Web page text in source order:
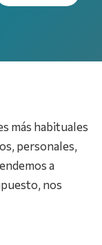
más habituales
personales,
a
nos